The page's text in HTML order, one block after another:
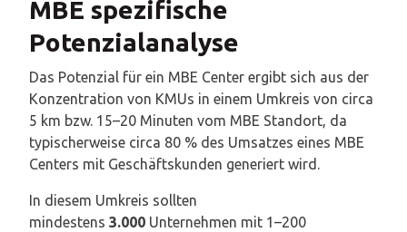
MBE spezifische
Potenzialanalyse
Das Potenzial für ein MBE Center ergibt sich aus der
Konzentration von KMUs in einem Umkreis von circa
5 km bzw. 15–20 Minuten vom MBE Standort, da
typischerweise circa 80 % des Umsatzes eines MBE
Centers mit Geschäftskunden generiert wird.
In diesem Umkreis sollten
mindestens 3.000 Unternehmen mit 1–200